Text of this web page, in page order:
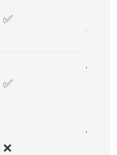
✅
✅
❌